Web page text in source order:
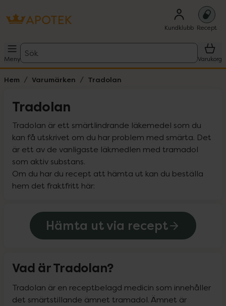
Kundklubb Recept
Meny
Sök
Varukorg
Hem Varumärken Tradolan
Tradolan
Tradolan är ett smärtlindrande läkemedel som du
kan få utskrivet om du har problem med smärta. Det
är ett av de vanligaste läkmedlen med tramadol
som aktiv substans.
Om du har du recept att hämta ut kan du beställa
hem det fraktfritt här:
Hämta ut via recept
Vad är Tradolan?
Tradolan är en receptbelagd medicin som innehåller
det smärtstillande ämnet tramadol. Ämnet är